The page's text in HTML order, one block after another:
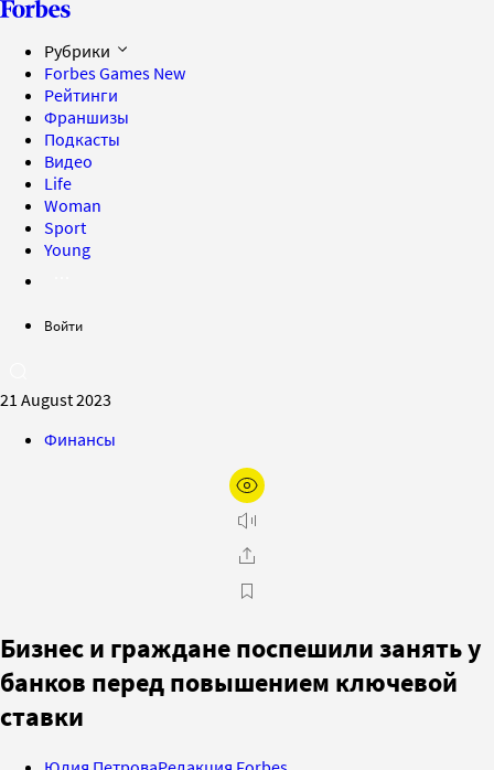
Рубрики
Forbes Games New
Рейтинги
Франшизы
Подкасты
Видео
Life
Woman
Sport
Young
Войти
21 August 2023
Финансы
Бизнес и граждане поспешили занять у
банков перед повышением ключевой
ставки